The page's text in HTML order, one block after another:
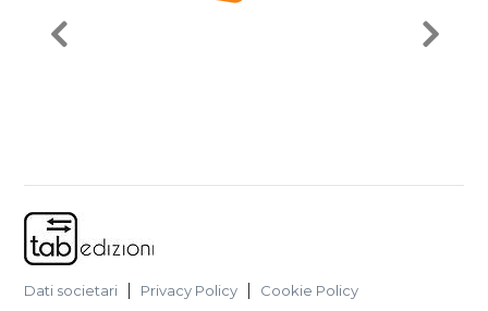
Dati societari Privacy Policy Cookie Policy